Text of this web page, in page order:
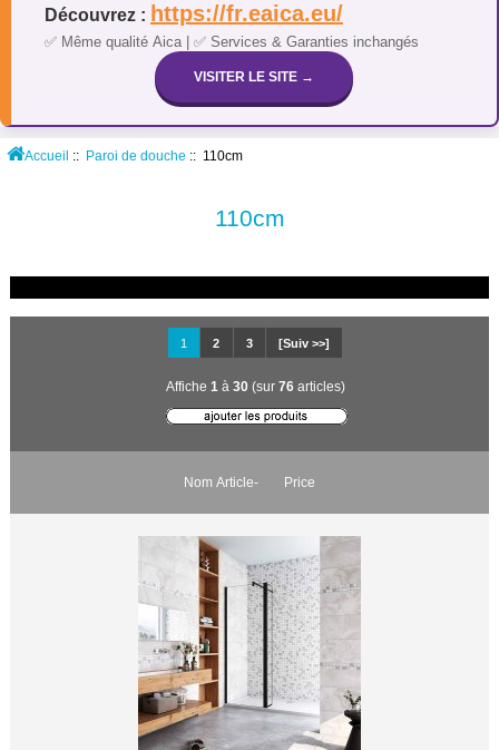
Découvrez : https://fr.eaica.eu/
✅ Même qualité Aica | ✅ Services & Garanties inchangés
VISITER LE SITE →
Accueil :: Paroi de douche :: 110cm
110cm
1 2 3 [Suiv >>]
Affiche 1 à 30(sur 76articles)
Nom Article- Price